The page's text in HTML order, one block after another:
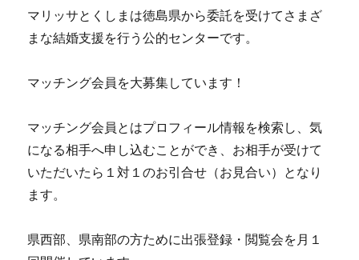
マリッサとくしまは徳島県から委託を受けてさまざ
まな結婚支援を行う公的センターです。
マッチング会員を大募集しています！
マッチング会員とはプロフィール情報を検索し、気
になる相手へ申し込むことができ、お相手が受けて
いただいたら１対１のお引合せ（お見合い）となり
ます。
県西部、県南部の方ために出張登録・閲覧会を月１